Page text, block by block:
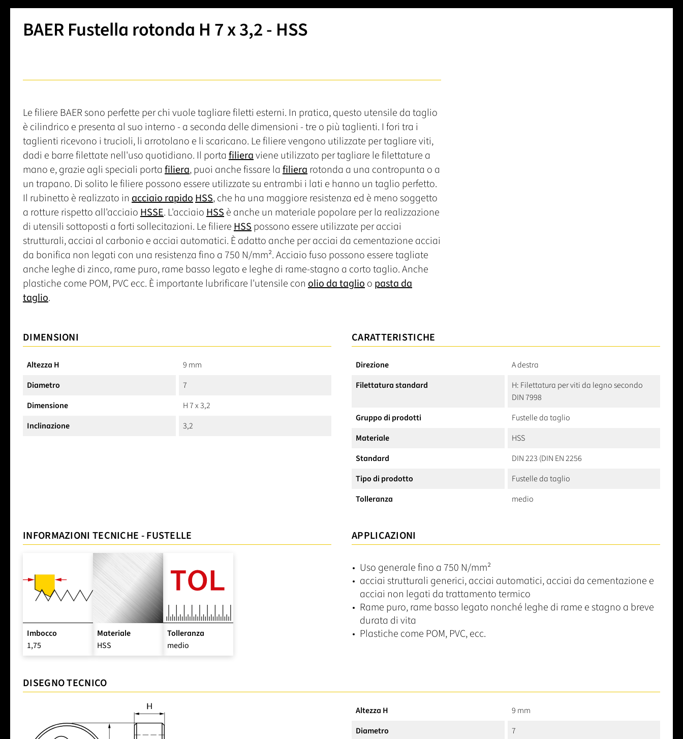
BAER Fustella rotonda H 7 x 3,2 - HSS
Le filiere BAER sono perfette per chi vuole tagliare filetti esterni. In pratica, questo utensile da taglio
è cilindrico e presenta al suo interno - a seconda delle dimensioni - tre o più taglienti. I fori tra i
taglienti ricevono i trucioli, li arrotolano e li scaricano. Le filiere vengono utilizzate per tagliare viti,
dadi e barre filettate nell'uso quotidiano. Il porta filieraviene utilizzato per tagliare le filettature a
mano e, grazie agli speciali porta filiera, puoi anche fissare la filierarotonda a una contropunta o a
un trapano. Di solito le filiere possono essere utilizzate su entrambi i lati e hanno un taglio perfetto.
Il rubinetto è realizzato in acciaio rapidoHSS, che ha una maggiore resistenza ed è meno soggetto
a rotture rispetto all'acciaioHSSE. L'acciaioHSSè anche un materiale popolare per la realizzazione
di utensili sottoposti a forti sollecitazioni. Le filiereHSSpossono essere utilizzate per acciai
strutturali, acciai al carbonio e acciai automatici. È adatto anche per acciai da cementazione acciai
da bonifica non legati con una resistenza fino a 750 N/mm². Acciaio fuso possono essere tagliate
anche leghe di zinco, rame puro, rame basso legato e leghe di rame-stagno a corto taglio. Anche
plastiche come POM, PVC ecc. È importante lubrificare l'utensile con olio da taglioo pasta da
taglio.
DIMENSIONI
Altezza H
9 mm
Diametro
7
Dimensione
H 7 x 3,2
Inclinazione
3,2
CARATTERISTICHE
Direzione
A destra
Filettatura standard
H: Filettatura per viti da legno secondo
DIN 7998
Gruppo di prodotti
Fustelle da taglio
Materiale
HSS
Standard
DIN 223 (DIN EN 2256
Tipo di prodotto
Fustelle da taglio
Tolleranza
medio
INFORMAZIONI TECNICHE - FUSTELLE
Imbocco
1,75
Materiale
HSS
Tolleranza
medio
APPLICAZIONI
Uso generale fino a 750 N/mm²
acciai strutturali generici, acciai automatici, acciai da cementazione e
acciai non legati da trattamento termico
Rame puro, rame basso legato nonché leghe di rame e stagno a breve
durata di vita
Plastiche come POM, PVC, ecc.
DISEGNO TECNICO
Altezza H
9 mm
Diametro
7